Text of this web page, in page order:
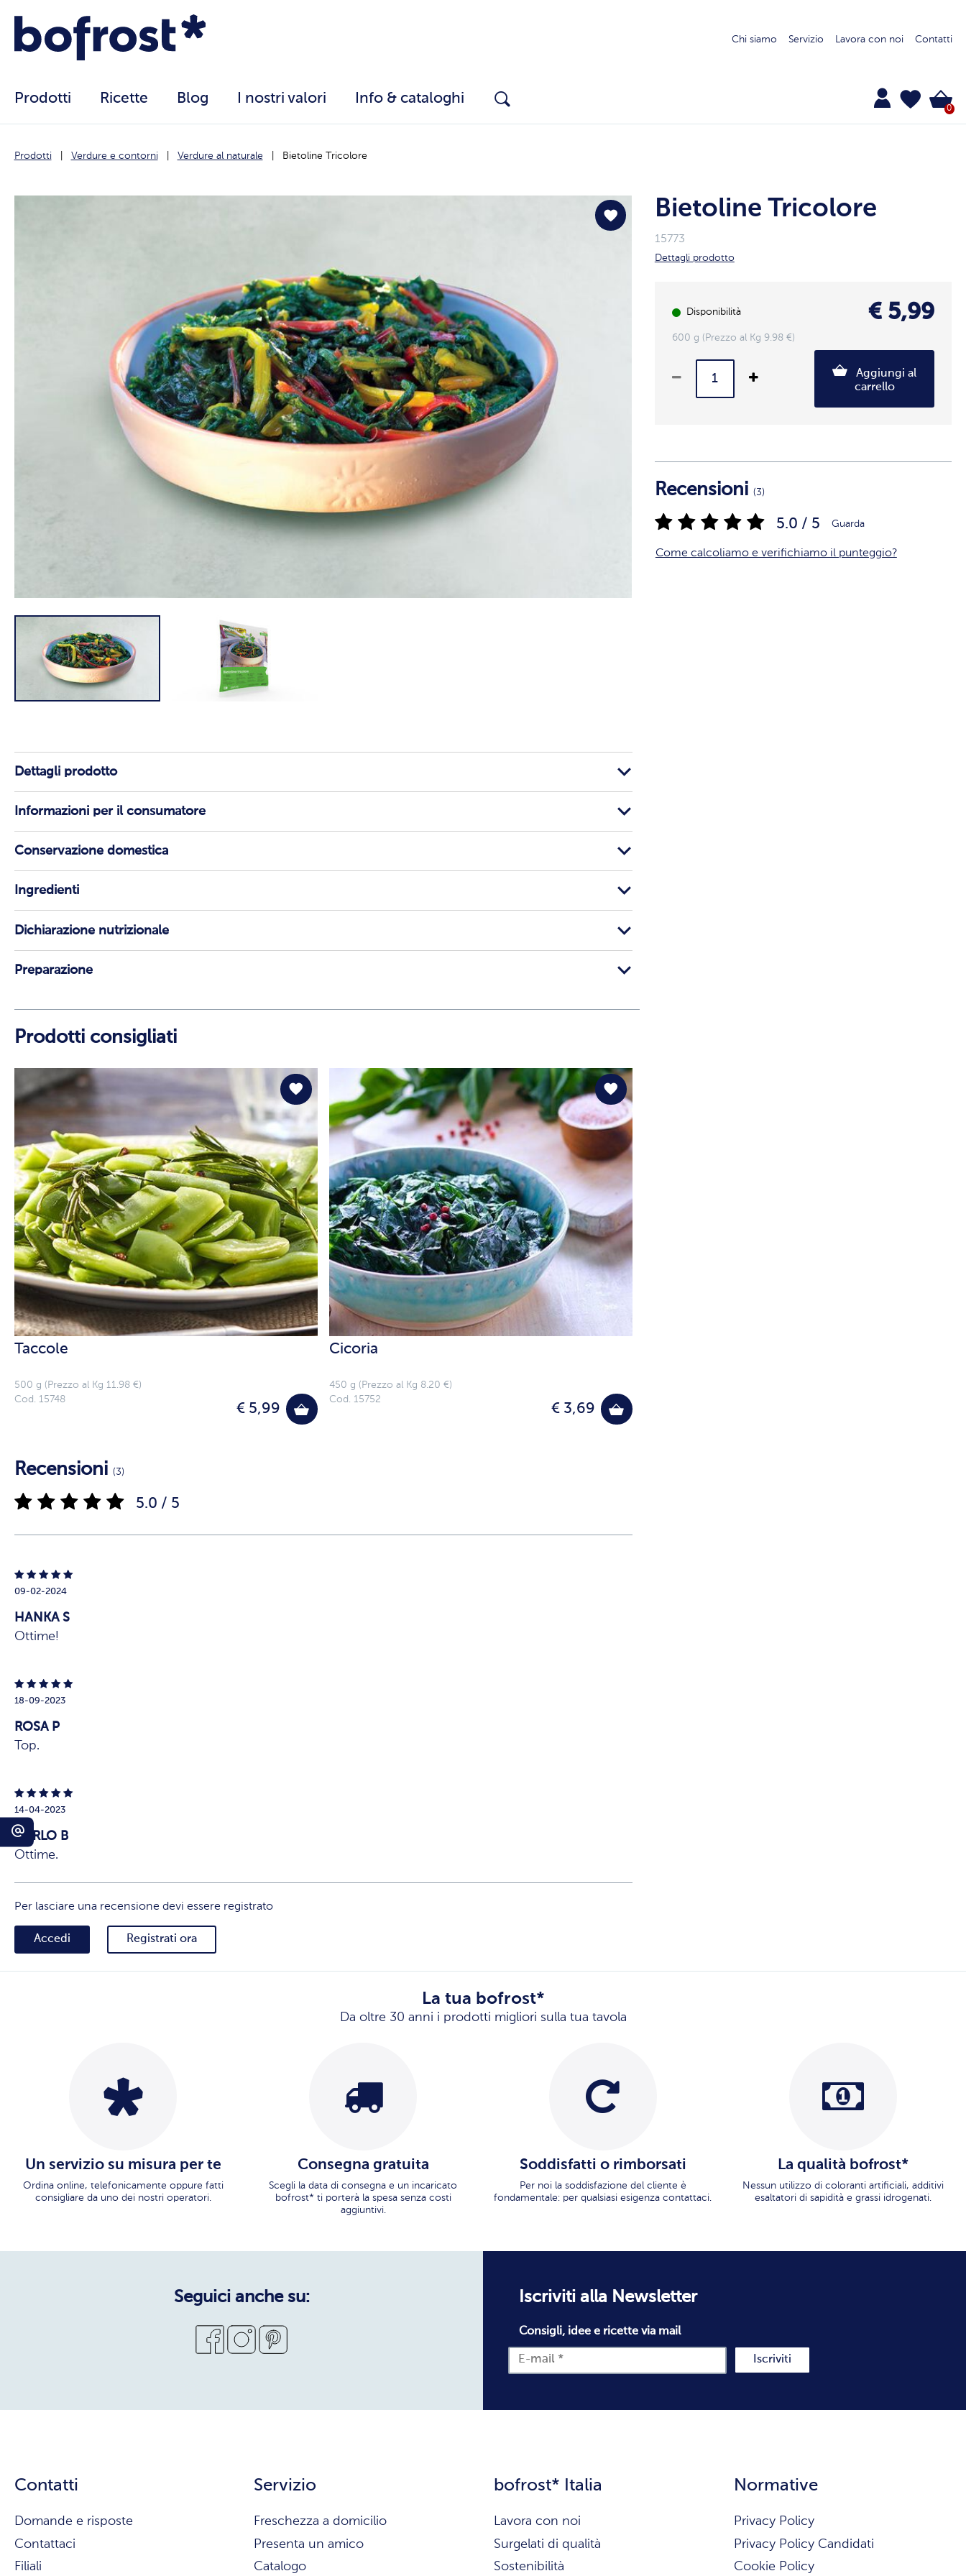
Chi siamo Servizio Lavora con noi Contatti
Prodotti Ricette Blog I nostri valori Info & cataloghi
0
Prodotti Verdure e contorni Verdure al naturale Bietoline Tricolore
Bietoline Tricolore
15773
Dettagli prodotto
Disponibilità € 5,99
600 g (Prezzo al Kg 9.98 €)
Aggiungi al
carrello
Recensioni (3)
5.0 / 5 Guarda
Come calcoliamo e verifichiamo il punteggio?
Dettagli prodotto
Informazioni per il consumatore
Conservazione domestica
Ingredienti
Dichiarazione nutrizionale
Preparazione
Prodotti consigliati
Taccole
500 g (Prezzo al Kg 11.98 €)
€ 5,99
Cod. 15748
Cicoria
450 g (Prezzo al Kg 8.20 €)
€ 3,69
Cod. 15752
Recensioni (3)
5.0 / 5
09-02-2024
HANKA S
Ottime!
18-09-2023
ROSA P
Top.
14-04-2023
CARLO B
Ottime.
Per lasciare una recensione devi essere registrato
Accedi Registrati ora
La tua bofrost*
Da oltre 30 anni i prodotti migliori sulla tua tavola
Un servizio su misura per te
Ordina online, telefonicamente oppure fatti
consigliare da uno dei nostri operatori.
Consegna gratuita
Scegli la data di consegna e un incaricato
bofrost* ti porterà la spesa senza costi
aggiuntivi.
Soddisfatti o rimborsati
Per noi la soddisfazione del cliente è
fondamentale: per qualsiasi esigenza contattaci.
La qualità bofrost*
Nessun utilizzo di coloranti artificiali, additivi
esaltatori di sapidità e grassi idrogenati.
Contatti
Domande e risposte
Contattaci
Filiali
Servizio
Freschezza a domicilio
Presenta un amico
Catalogo
bofrost* Italia
Lavora con noi
Surgelati di qualità
Sostenibilità
Normative
Privacy Policy
Privacy Policy Candidati
Cookie Policy
Seguici anche su: Iscriviti alla Newsletter
Consigli, idee e ricette via mail
Iscriviti